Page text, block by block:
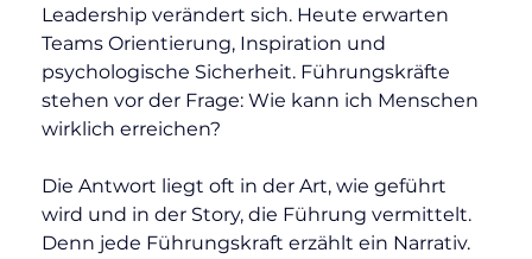
Leadership verändert sich. Heute erwarten
Teams Orientierung, Inspiration und
psychologische Sicherheit. Führungskräfte
stehen vor der Frage: Wie kann ich Menschen
wirklich erreichen?
Die Antwort liegt oft in der Art, wie geführt
wird und in der Story, die Führung vermittelt.
Denn jede Führungskraft erzählt ein Narrativ.